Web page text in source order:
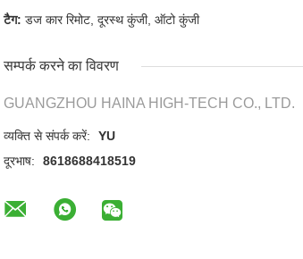
टैग: डज कार रिमोट, दूरस्थ कुंजी, ऑटो कुंजी
सम्पर्क करने का विवरण
GUANGZHOU HAINA HIGH-TECH CO., LTD.
व्यक्ति से संपर्क करें:
YU
दूरभाष:
8618688418519